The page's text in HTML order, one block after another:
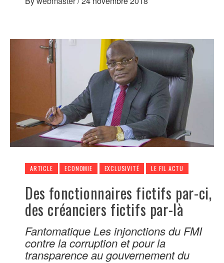
ARTICLE ECONOMIE EXCLUSIVITÉ LE FIL ACTU
Des fonctionnaires fictifs par-ci,
des créanciers fictifs par-là
Fantomatique Les injonctions du FMI
contre la corruption et pour la
transparence au gouvernement du